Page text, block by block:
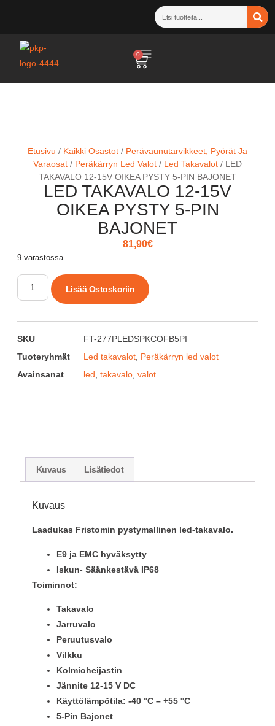
0
Etusivu / Kaikki Osastot / Perävaunutarvikkeet, Pyörät Ja
Varaosat / Peräkärryn Led Valot / Led Takavalot / LED
TAKAVALO 12-15V OIKEA PYSTY 5-PIN BAJONET
LED TAKAVALO 12-15V
OIKEA PYSTY 5-PIN
BAJONET
81,90€
9 varastossa
Lisää Ostoskoriin
SKU
FT-277PLEDSPKCOFB5PI
Tuoteryhmät
Led takavalot Peräkärryn led valot
Avainsanat
led takavalo valot
Kuvaus Lisätiedot
Kuvaus
Laadukas Fristomin pystymallinen led-takavalo.
E9 ja EMC hyväksytty
Iskun- Säänkestävä IP68
Toiminnot:
Takavalo
Jarruvalo
Peruutusvalo
Vilkku
Kolmioheijastin
Jännite 12-15 V DC
Käyttölämpötila: -40 °C – +55 °C
5-Pin Bajonet